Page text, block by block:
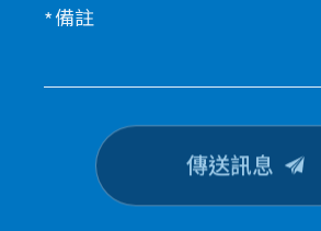
備註
傳送訊息